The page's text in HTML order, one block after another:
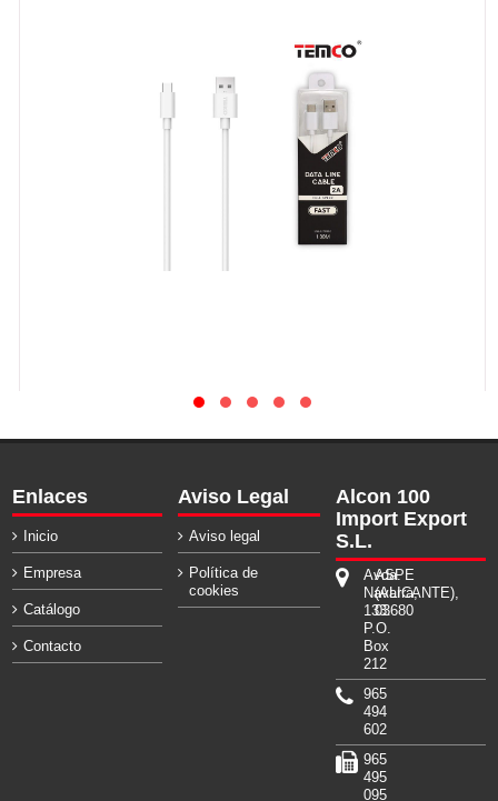
Enlaces
Inicio
Empresa
Catálogo
Contacto
Aviso Legal
Aviso legal
Política de
cookies
Alcon 100
Import Export
S.L.
Avda.
Navarra,
133.
P.O.
Box
212
ASPE
(ALICANTE),
03680
965
494
602
965
495
095